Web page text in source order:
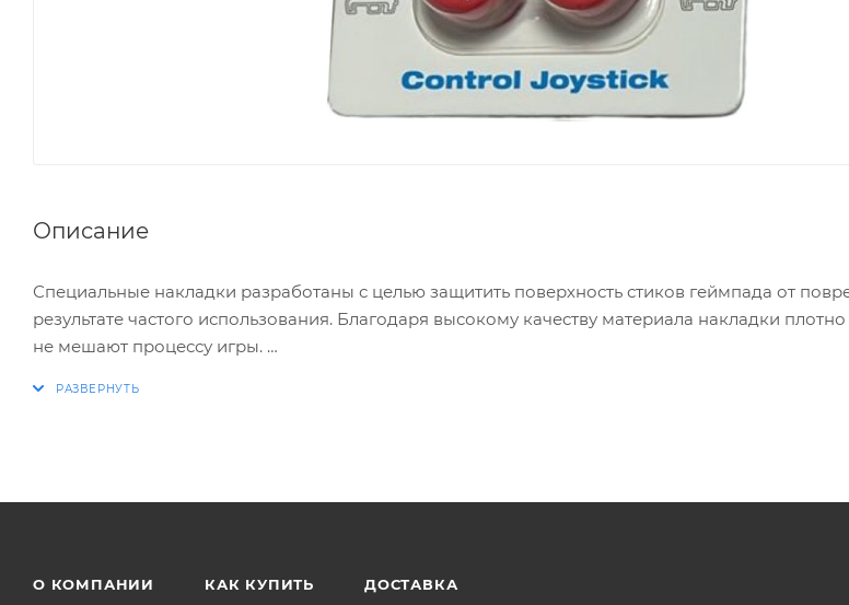
Описание
Специальные накладки разработаны с целью защитить поверхность стиков геймпада от
результате частого использования. Благодаря высокому качеству материала накладки
не мешают процессу игры.
О КОМПАНИИ КАК КУПИТЬ ДОСТАВКА